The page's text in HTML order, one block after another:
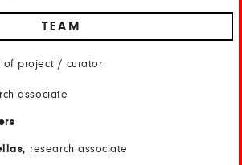
TEAM
of project / curator
associate
research associate